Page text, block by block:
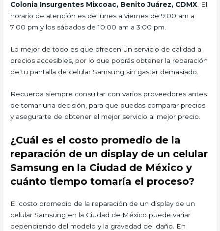
Colonia Insurgentes Mixcoac, Benito Juárez, CDMX. El
horario de atención es de lunes a viernes de 9:00 am a
7:00 pm y los sábados de 10:00 am a 3:00 pm.
Lo mejor de todo es que ofrecen un servicio de calidad a
precios accesibles, por lo que podrás obtener la reparación
de tu pantalla de celular Samsung sin gastar demasiado.
Recuerda siempre consultar con varios proveedores antes
de tomar una decisión, para que puedas comparar precios
y asegurarte de obtener el mejor servicio al mejor precio.
¿Cuál es el costo promedio de la
reparación de un display de un celular
Samsung en la Ciudad de México y
cuánto tiempo tomaría el proceso?
El costo promedio de la reparación de un display de un
celular Samsung en la Ciudad de México puede variar
dependiendo del modelo y la gravedad del daño. En